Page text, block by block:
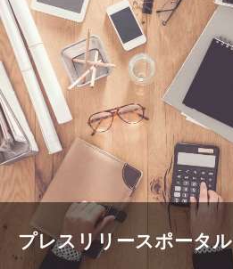
プレスリリースポータル